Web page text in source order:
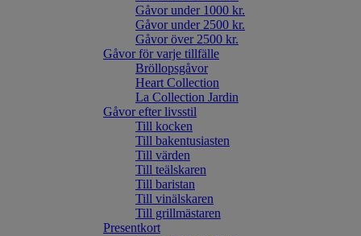
Gåvor under 1000 kr.
Gåvor under 2500 kr.
Gåvor över 2500 kr.
Gåvor för varje tillfälle
Bröllopsgåvor
Heart Collection
La Collection Jardin
Gåvor efter livsstil
Till kocken
Till bakentusiasten
Till värden
Till teälskaren
Till baristan
Till vinälskaren
Till grillmästaren
Presentkort